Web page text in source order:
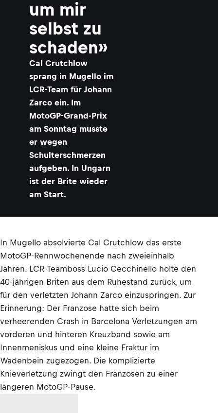
um mir
selbst zu
schaden»
Cal Crutchlow
sprang in Mugello im
LCR-Team für Johann
Zarco ein. Im
MotoGP-Grand-Prix
am Sonntag musste
er wegen
Schulterschmerzen
aufgeben. In Ungarn
ist der Brite wieder
am Start.
In Mugello absolvierte Cal Crutchlow das erste
MotoGP-Rennwochenende nach zweieinhalb
Jahren. LCR-Teamboss Lucio Cecchinello holte den
40-jährigen Briten aus dem Ruhestand zurück, um
für den verletzten Johann Zarco einzuspringen. Zur
Erinnerung: Der Franzose hatte sich beim
verheerenden Crash in Barcelona Verletzungen am
vorderen und hinteren Kreuzband sowie am
Innenmeniskus und eine kleine Fraktur im
Wadenbein zugezogen. Die komplizierte
Knieverletzung zwingt den Franzosen zu einer
längeren MotoGP-Pause.